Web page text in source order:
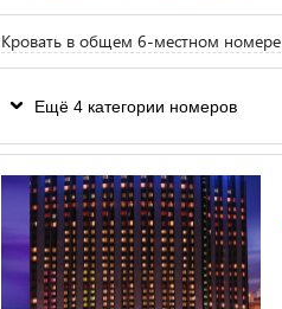
Кровать в общем 6-местном номере
Ещё 4 категории номеров